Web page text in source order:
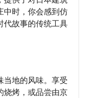
中时，你会感到仿
代故事的传统工具
当地的风味。享受
烧烤，或品尝由京